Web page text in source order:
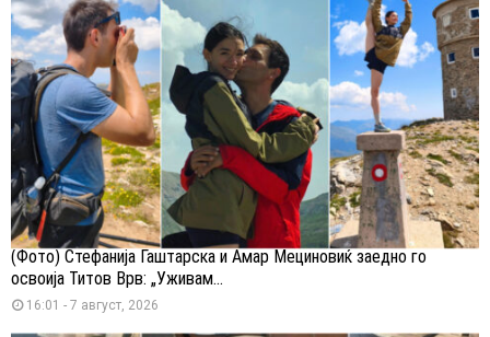
(Фото) Стефанија Гаштарска и Амар Мециновиќ заедно го
освоија Титов Врв: „Уживам...
16:01 - 7 август, 2026